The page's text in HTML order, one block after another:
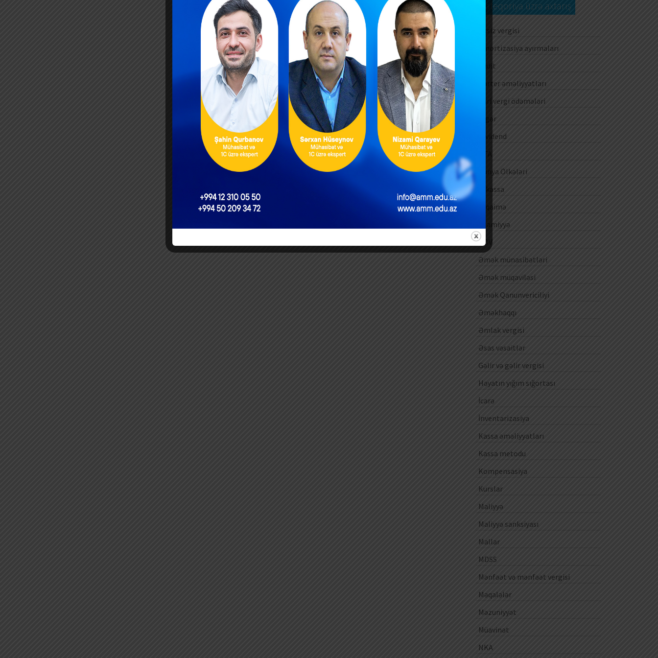
Kateqoriya üzrə axtarış
Aksiz vergisi
Amortizasiya ayırmaları
Audit
Barter əməliyyatları
Cari vergi ödəmələri
Digər
Dividend
Dünya Ölkələri
E-kassa
E-qaimə
Ezamiyyə
ƏDV
Əmək münasibətləri
Əmək müqaviləsi
Əmək Qanunvericiliyi
Əməkhaqqı
Əmlak vergisi
Əsas vəsaitlər
Gəlir və gəlir vergisi
Həyatın yığım sığortası
İcarə
İnventarizasiya
Kassa əməliyyatları
Kassa metodu
Kompensasiya
Kurslar
Maliyyə
Maliyyə sanksiyası
Mallar
MDSS
Mənfəət və mənfəət vergisi
Məqalələr
Məzuniyyət
Müavinət
NKA